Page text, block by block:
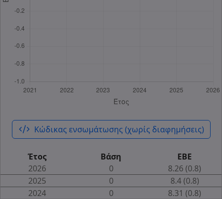
code_xml Κώδικας ενσωμάτωσης (χωρίς διαφημήσεις)
Έτος Βάση
ΕΒΕ
2026
0
8.26 (0.8)
2025
0
8.4 (0.8)
2024
0
8.31 (0.8)